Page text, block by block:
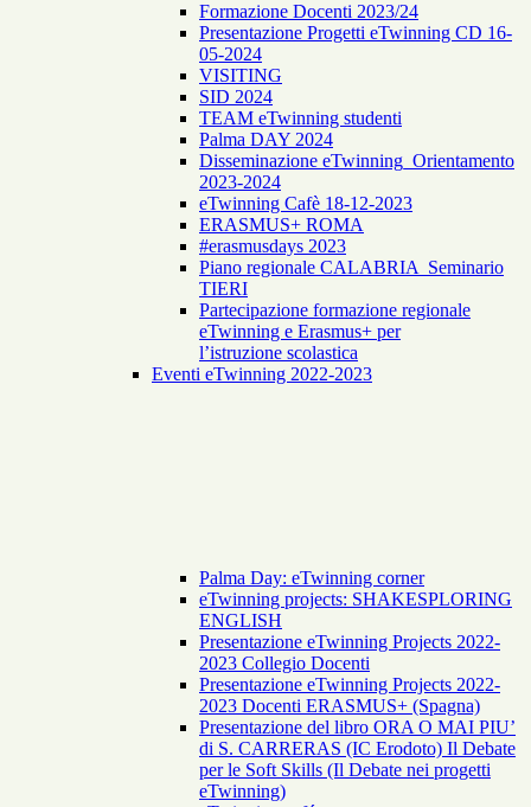
Formazione Docenti 2023/24
Presentazione Progetti eTwinning CD 16-
05-2024
VISITING
SID 2024
TEAM eTwinning studenti
Palma DAY 2024
Disseminazione eTwinning_Orientamento
2023-2024
eTwinning Cafè 18-12-2023
ERASMUS+ ROMA
#erasmusdays 2023
Piano regionale CALABRIA Seminario
TIERI
Partecipazione formazione regionale
eTwinning e Erasmus+ per
l’istruzione scolastica
Eventi eTwinning 2022-2023
Palma Day: eTwinning corner
eTwinning projects: SHAKESPLORING
ENGLISH
Presentazione eTwinning Projects 2022-
2023 Collegio Docenti
Presentazione eTwinning Projects 2022-
2023 Docenti ERASMUS+ (Spagna)
Presentazione del libro ORA O MAI PIU’
di S. CARRERAS (IC Erodoto) Il Debate
per le Soft Skills (Il Debate nei progetti
eTwinning)